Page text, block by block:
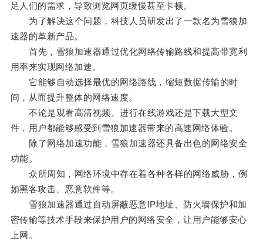
足人们的需求，导致浏览网页缓慢甚至卡顿。
为了解决这个问题，科技人员研发出了一款名为雪狼加
速器的革新产品。
首先，雪狼加速器通过优化网络传输路线和提高带宽利
用率来实现网络加速。
它能够自动选择最优的网络路线，缩短数据传输的时
间，从而提升整体的网络速度。
不论是观看高清视频、进行在线游戏还是下载大型文
件，用户都能够感受到雪狼加速器带来的高速网络体验。
除了网络加速功能，雪狼加速器还具备出色的网络安全
功能。
众所周知，网络环境中存在着各种各样的网络威胁，例
如黑客攻击、恶意软件等。
雪狼加速器通过自动屏蔽恶意IP地址、防火墙保护和加
密传输等技术手段来保护用户的网络安全，让用户能够安心
上网。